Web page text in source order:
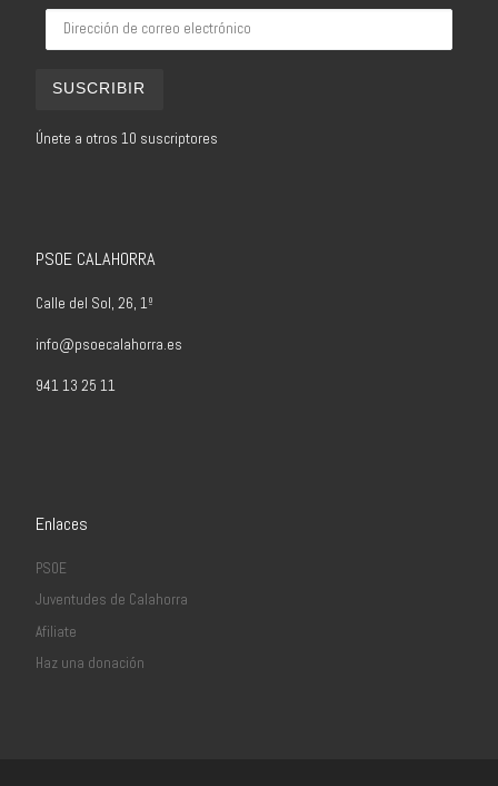
SUSCRIBIR
Únete a otros 10 suscriptores
PSOE CALAHORRA
Calle del Sol, 26, 1º
info@psoecalahorra.es
941 13 25 11
Enlaces
PSOE
Juventudes de Calahorra
Afiliate
Haz una donación